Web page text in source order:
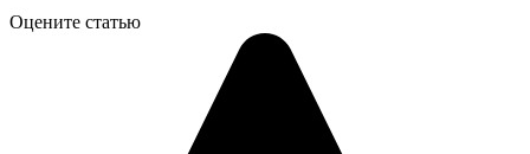
Оцените статью